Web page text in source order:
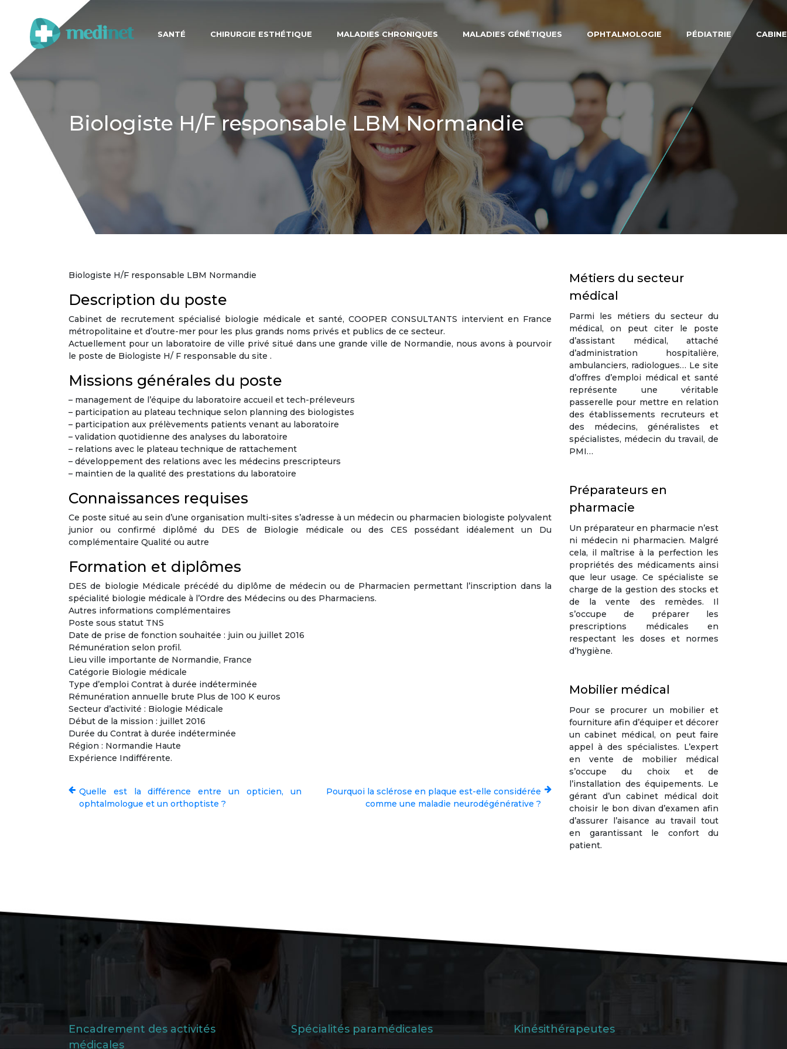
SANTÉ CHIRURGIE ESTHÉTIQUE MALADIES CHRONIQUES MALADIES GÉNÉTIQUES OPHTALMOLOGIE PÉDIATRIE
Biologiste H/F responsable LBM Normandie
Biologiste H/F responsable LBM Normandie
Description du poste
Cabinet de recrutement spécialisé biologie médicale et santé, COOPER CONSULTANTS intervient en France
métropolitaine et d’outre-mer pour les plus grands noms privés et publics de ce secteur.
Actuellement pour un laboratoire de ville privé situé dans une grande ville de Normandie, nous avons à pourvoir
le poste de Biologiste H/ F responsable du site .
Missions générales du poste
– management de l’équipe du laboratoire accueil et tech-préleveurs
– participation au plateau technique selon planning des biologistes
– participation aux prélèvements patients venant au laboratoire
– validation quotidienne des analyses du laboratoire
– relations avec le plateau technique de rattachement
– développement des relations avec les médecins prescripteurs
– maintien de la qualité des prestations du laboratoire
Connaissances requises
Ce poste situé au sein d’une organisation multi-sites s’adresse à un médecin ou pharmacien biologiste polyvalent
junior ou confirmé diplômé du DES de Biologie médicale ou des CES possédant idéalement un Du
complémentaire Qualité ou autre
Formation et diplômes
DES de biologie Médicale précédé du diplôme de médecin ou de Pharmacien permettant l’inscription dans la
spécialité biologie médicale à l’Ordre des Médecins ou des Pharmaciens.
Autres informations complémentaires
Poste sous statut TNS
Date de prise de fonction souhaitée : juin ou juillet 2016
Rémunération selon profil.
Lieu ville importante de Normandie, France
Catégorie Biologie médicale
Type d’emploi Contrat à durée indéterminée
Rémunération annuelle brute Plus de 100 K euros
Secteur d’activité : Biologie Médicale
Début de la mission : juillet 2016
Durée du Contrat à durée indéterminée
Région : Normandie Haute
Expérience Indifférente.
Quelle est la différence entre un opticien, un
ophtalmologue et un orthoptiste ?
Pourquoi la sclérose en plaque est-elle considérée
comme une maladie neurodégénérative ?
Métiers du secteur
médical
Parmi les métiers du secteur du
médical, on peut citer le poste
d’assistant médical, attaché
d’administration hospitalière,
ambulanciers, radiologues… Le site
d’offres d’emploi médical et santé
représente une véritable
passerelle pour mettre en relation
des établissements recruteurs et
des médecins, généralistes et
spécialistes, médecin du travail, de
PMI…
Préparateurs en
pharmacie
Un préparateur en pharmacie n’est
ni médecin ni pharmacien. Malgré
cela, il maîtrise à la perfection les
propriétés des médicaments ainsi
que leur usage. Ce spécialiste se
charge de la gestion des stocks et
de la vente des remèdes. Il
s’occupe de préparer les
prescriptions médicales en
respectant les doses et normes
d’hygiène.
Mobilier médical
Pour se procurer un mobilier et
fourniture afin d’équiper et décorer
un cabinet médical, on peut faire
appel à des spécialistes. L’expert
en vente de mobilier médical
s’occupe du choix et de
l’installation des équipements. Le
gérant d’un cabinet médical doit
choisir le bon divan d’examen afin
d’assurer l’aisance au travail tout
en garantissant le confort du
patient.
Encadrement des activités
médicales
Spécialités paramédicales Kinésithérapeutes